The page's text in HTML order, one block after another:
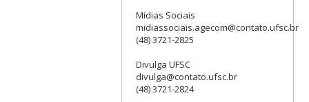
Mídias Sociais
midiassociais.agecom@contato.ufsc.br
(48) 3721-2825
Divulga UFSC
divulga@contato.ufsc.br
(48) 3721-2824